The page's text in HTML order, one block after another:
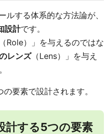
ルする体系的な方法論が、
設計です。
Role）」を与えるのではな
レンズ（Lens）」を与え
要素で設計されます。
計する5つの要素